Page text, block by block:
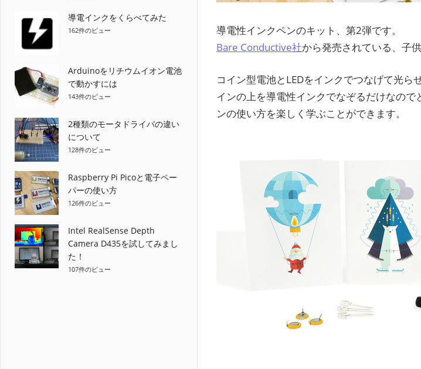
導電性インクペンのキット、第2弾です。
Bare Conductive社から発売されている、子
コイン型電池とLEDをインクでつなげて光ら
インの上を導電性インクでなぞるだけなの
ンの使い方を楽しく学ぶことができます。
導電インクをくらべてみた
162件のビュー
Arduinoをリチウムイオン電池
で動かすには
143件のビュー
2種類のモータドライバの違い
について
128件のビュー
Raspberry Pi Picoと電子ペー
パーの使い方
126件のビュー
Intel RealSense Depth
Camera D435を試してみまし
た！
107件のビュー